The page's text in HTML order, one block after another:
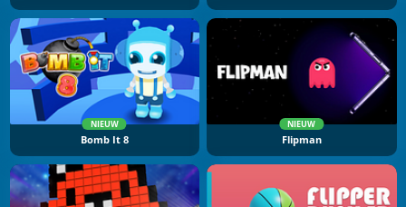
NIEUW
Bomb It 8
NIEUW
Flipman